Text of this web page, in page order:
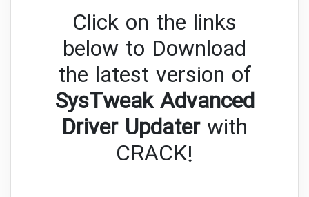
Click on the links
below to Download
the latest version of
SysTweak Advanced
Driver Updaterwith
CRACK!